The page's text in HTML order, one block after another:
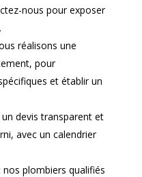
nous pour exposer
réalisons une
pour
et établir un
un devis transparent et
avec un calendrier
plombiers qualifiés